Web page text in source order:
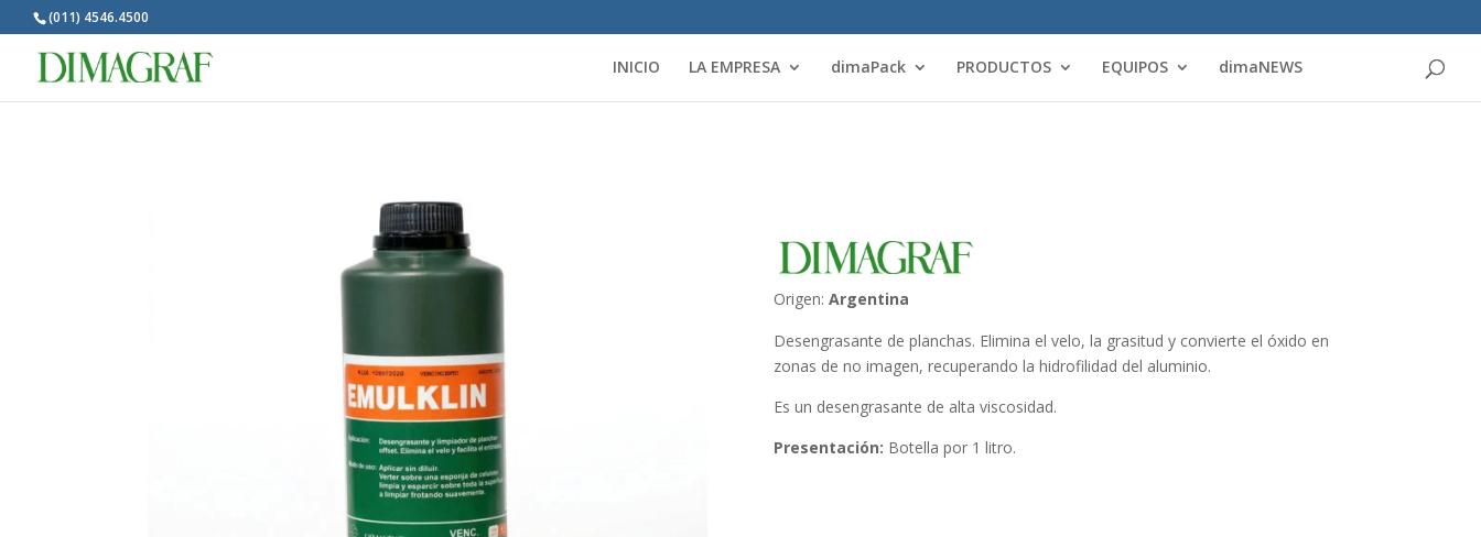
(011) 4546.4500
INICIO LA EMPRESA dimaPack PRODUCTOS EQUIPOS dimaNEWS
Products
Origen: Argentina
Desengrasante de planchas. Elimina el velo, la grasitud y convierte el óxido en
zonas de no imagen, recuperando la hidrofilidad del aluminio.
Es un desengrasante de alta viscosidad.
Presentación: Botella por 1 litro.